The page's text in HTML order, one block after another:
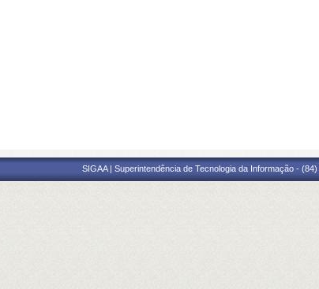
SIGAA | Superintendência de Tecnologia da Informação -